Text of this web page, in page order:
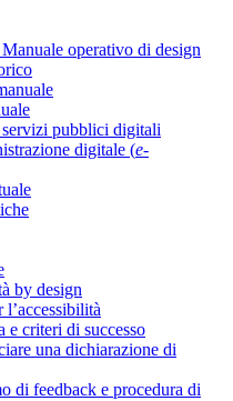
operativo di design
pubblici digitali
digitale (e-
by design
e criteri di successo
una dichiarazione di
di feedback e procedura di